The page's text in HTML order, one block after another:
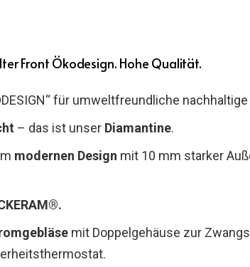
Front Ökodesign. Hohe Qualität.
für umweltfreundliche
– das ist unser Diamantine.
modernen Design mit 10 mm starker
mit Doppelgehäuse zur